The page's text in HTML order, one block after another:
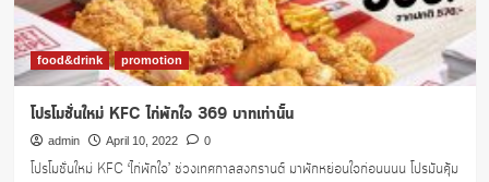
อิ่ม
สบาย!
ช่วง
สงกรานต์
food&drink promotion
โปรโมชั่นใหม่ KFC ไก่พักใจ 369 บาทเท่านั้น
admin April 10, 2022 0
โปรโมชั่นใหม่ KFC ‘ไก่พักใจ’ ช่วงเทศกาลสงกรานต์ มาพักหย่อนใจก่อนนนน โปรมันคุ้ม